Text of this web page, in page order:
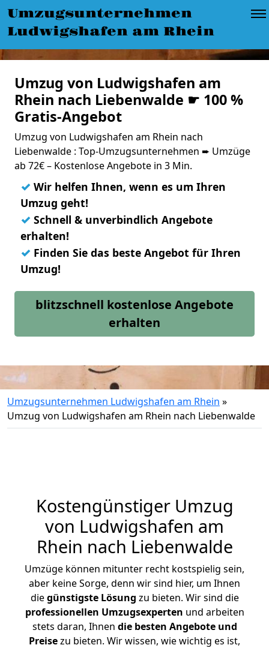
Umzugsunternehmen
Ludwigshafen am Rhein
Umzug von Ludwigshafen am
Rhein nach Liebenwalde ☛ 100 %
Gratis-Angebot
Umzug von Ludwigshafen am Rhein nach
Liebenwalde : Top-Umzugsunternehmen ➨ Umzüge
ab 72€ – Kostenlose Angebote in 3 Min.
✓ Wir helfen Ihnen, wenn es um Ihren
Umzug geht!
✓ Schnell & unverbindlich Angebote
erhalten!
✓ Finden Sie das beste Angebot für Ihren
Umzug!
blitzschnell kostenlose Angebote
erhalten
Umzugsunternehmen Ludwigshafen am Rhein »
Umzug von Ludwigshafen am Rhein nach Liebenwalde
Kostengünstiger Umzug
von Ludwigshafen am
Rhein nach Liebenwalde
Umzüge können mitunter recht kostspielig sein,
aber keine Sorge, denn wir sind hier, um Ihnen
diegünstigste Lösung zu bieten. Wir sind die
professionellen Umzugsexperten und arbeiten
stets daran, Ihnen die besten Angebote und
Preisezu bieten. Wir wissen, wie wichtig es ist,